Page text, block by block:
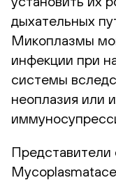
дыхательных
Микоплазмы
инфекции при
системы
неоплазия или
Представители